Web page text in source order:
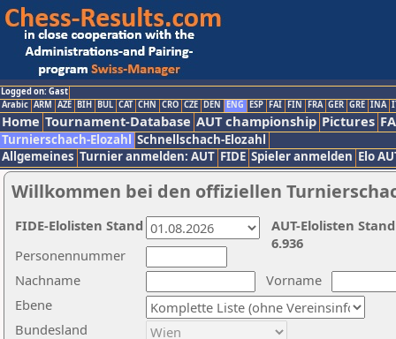
Logged on: Gast
Arabic ARM AZE BIH BUL CAT CHN CRO CZE DEN ENG ESP FAI FIN FRA GER GRE INA
Home Tournament-Database AUT championship Pictures
Turnierschach-Elozahl Schnellschach-Elozahl
Allgemeines Turnier anmelden: AUT FIDE Spieler anmelden Elo
Willkommen bei den offiziellen
Nachname
Vorname
Ebene
Personennummer
Bundesland
AUT-Elolisten
6.936
FIDE-Elolisten Stand